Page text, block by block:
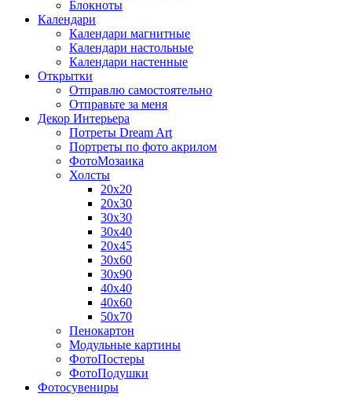
Блокноты
Календари
Календари магнитные
Календари настольные
Календари настенные
Открытки
Отправлю самостоятельно
Отправьте за меня
Декор Интерьера
Потреты Dream Art
Портреты по фото акрилом
ФотоМозаика
Холсты
20х20
20х30
30х30
30х40
20х45
30х60
30х90
40х40
40х60
50х70
Пенокартон
Модульные картины
ФотоПостеры
ФотоПодушки
Фотоcувениры